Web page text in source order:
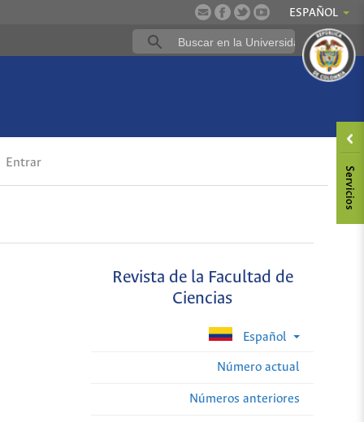
ESPAÑOL
Entrar
Revista de la Facultad de
Ciencias
Español
Número actual
Números anteriores